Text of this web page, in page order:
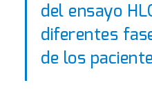
del ensayo
diferentes
de los